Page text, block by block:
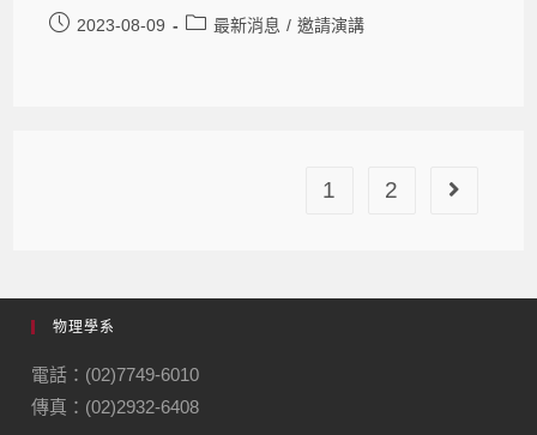
2023-08-09 最新消息 / 邀請演講
1 2
物理學系
電話：(02)7749-6010
傳真：(02)2932-6408